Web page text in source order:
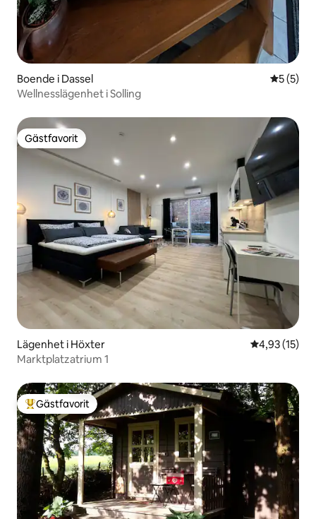
Boende i Dassel 5 av 5 i
5 (5)
Wellnesslägenhet i Solling
Gästfavorit
Gästfavorit
Lägenhet i Höxter 4,93 av 5 i
4,93 (15)
Marktplatzatrium 1
Populär gästfavorit
Gästfavorit